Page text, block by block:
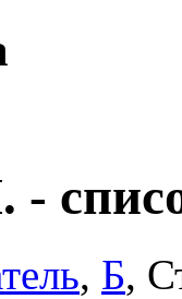
, Б,